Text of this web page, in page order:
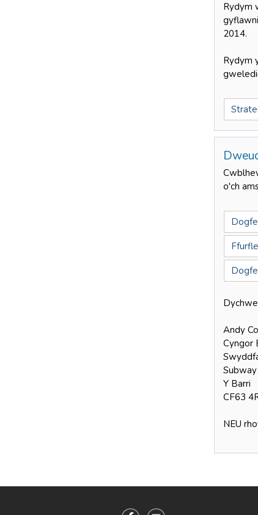
Rydym
2014.
Rydym
o'ch
Andy
Cyngor
Y Barri
CF63
NEU